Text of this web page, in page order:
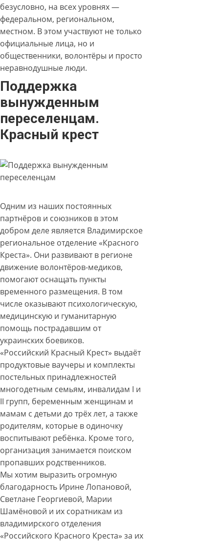
безусловно, на всех уровнях —
федеральном, региональном,
местном. В этом участвуют не только
официальные лица, но и
общественники, волонтёры и просто
неравнодушные люди.
Поддержка
вынужденным
переселенцам.
Красный крест
Одним из наших постоянных
партнёров и союзников в этом
добром деле является Владимирское
региональное отделение «Красного
Креста». Они развивают в регионе
движение волонтёров-медиков,
помогают оснащать пункты
временного размещения. В том
числе оказывают психологическую,
медицинскую и гуманитарную
помощь пострадавшим от
украинских боевиков.
«Российский Красный Крест» выдаёт
продуктовые ваучеры и комплекты
постельных принадлежностей
многодетным семьям, инвалидам I и
II групп, беременным женщинам и
мамам с детьми до трёх лет, а также
родителям, которые в одиночку
воспитывают ребёнка. Кроме того,
организация занимается поиском
пропавших родственников.
Мы хотим выразить огромную
благодарность Ирине Лопановой,
Светлане Георгиевой, Марии
Шамёновой и их соратникам из
владимирского отделения
«Российского Красного Креста» за их